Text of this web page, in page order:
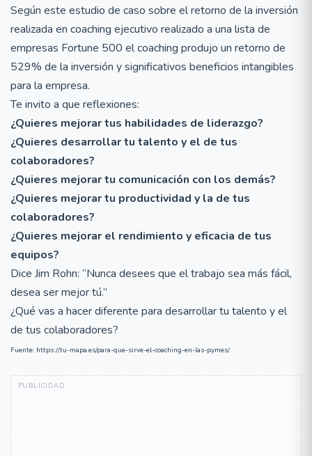
Según este estudio de caso sobre el retorno de la inversión
realizada en coaching ejecutivo realizado a una lista de
empresas Fortune 500 el coaching produjo un retorno de
529% de la inversión y significativos beneficios intangibles
para la empresa.
Te invito a que reflexiones:
¿Quieres mejorar tus habilidades de liderazgo?
¿Quieres desarrollar tu talento y el de tus
colaboradores?
¿Quieres mejorar tu comunicación con los demás?
¿Quieres mejorar tu productividad y la de tus
colaboradores?
¿Quieres mejorar el rendimiento y eficacia de tus
equipos?
Dice Jim Rohn: “Nunca desees que el trabajo sea más fácil,
desea ser mejor tú.”
¿Qué vas a hacer diferente para desarrollar tu talento y el
de tus colaboradores?
Fuente: https://tu-mapa.es/para-que-sirve-el-coaching-en-las-pymes/